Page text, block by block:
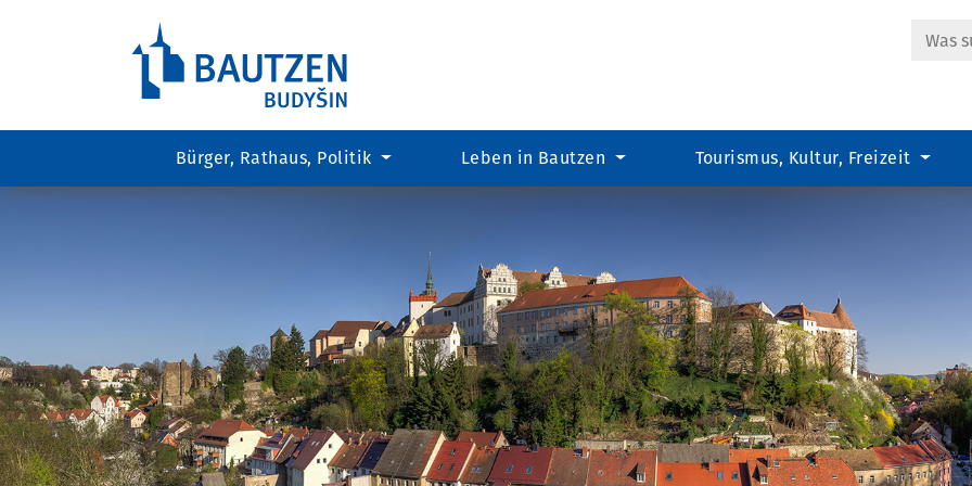
Hauptregion
Bürger, Rathaus, Politik Leben in Bautzen Tourismus, Kultur, Freizeit